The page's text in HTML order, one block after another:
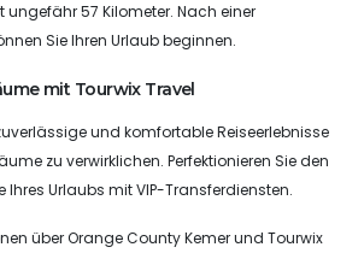
ungefähr 57 Kilometer. Nach einer
Sie Ihren Urlaub beginnen.
mit Tourwix Travel
und komfortable Reiseerlebnisse
zu verwirklichen. Perfektionieren Sie den
Urlaubs mit VIP-Transferdiensten.
über Orange County Kemer und Tourwix